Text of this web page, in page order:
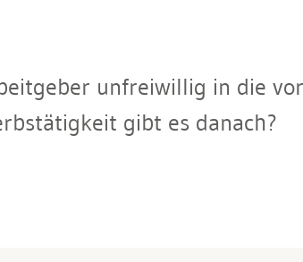
unfreiwillig in die
gibt es danach?